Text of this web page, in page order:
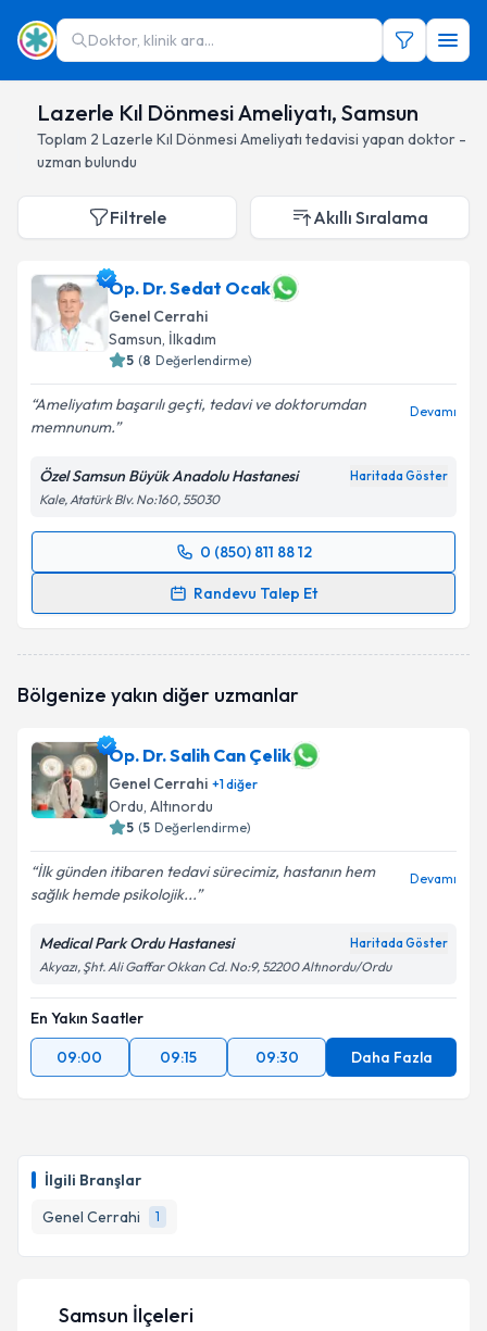
Doktor, klinik ara...
Lazerle Kıl Dönmesi Ameliyatı, Samsun
Toplam 2 Lazerle Kıl Dönmesi Ameliyatı tedavisi yapan doktor -
uzman bulundu
İlgili Branşlar
Genel Cerrahi
1
Filtrele Akıllı Sıralama
Op. Dr. Sedat Ocak
Genel Cerrahi
Samsun, İlkadım
5 (8 Değerlendirme)
Ameliyatım başarılı geçti, tedavi ve doktorumdan
memnunum.
Devamı
Özel Samsun Büyük Anadolu Hastanesi Haritada Göster
Kale, Atatürk Blv. No:160, 55030
0 (850) 811 88 12
Randevu Talep Et
Randevu Takvimi Talebi
oluşturun. Size bu uzmandan randevu almanız için bir
Kişisel verilerimin işlenmesine ilişkin
Metni'ni okudum ve kişisel verilerimin belirtilen
kapsamda işlenmesini kabul ediyorum.
Takvim Talebini Gönder
Bölgenize yakın diğer uzmanlar
Op. Dr. Salih Can Çelik
Genel Cerrahi +1diğer
Ordu, Altınordu
5 (5 Değerlendirme)
İlk günden itibaren tedavi sürecimiz, hastanın hem
sağlık hemde psikolojik...
Devamı
Medical Park Ordu Hastanesi Haritada Göster
Akyazı, Şht. Ali Gaffar Okkan Cd. No:9, 52200 Altınordu/Ordu
En Yakın Saatler
09:00
09:15 09:30 Daha Fazla
Samsun İlçeleri